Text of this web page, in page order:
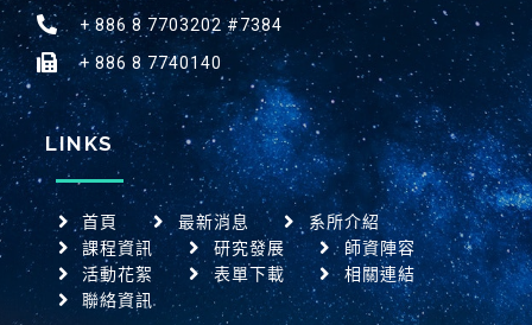
+ 886 8 7703202 #7384
+ 886 8 7740140
LINKS
首頁 最新消息
系所介紹
課程資訊
研究發展
師資陣容
活動花絮
表單下載
相關連結
聯絡資訊